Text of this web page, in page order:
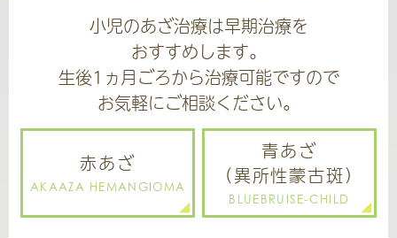
小児のあざ治療は早期治療を
おすすめします。
生後1ヵ月ごろから治療可能ですので
お気軽にご相談ください。
赤あざ
AKAAZA HEMANGIOMA
青あざ
（異所性蒙古斑）
BLUEBRUISE-CHILD